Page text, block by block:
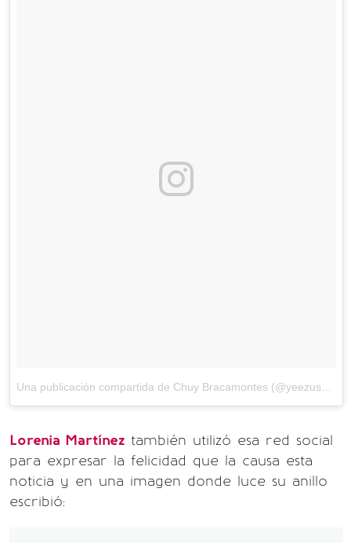
Una publicación compartida de Chuy Bracamontes (@yeezus_bvh)
Lorenia Martínez también utilizó esa red social
para expresar la felicidad que la causa esta
noticia y en una imagen donde luce su anillo
escribió: